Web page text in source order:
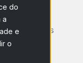
do
a
e
o
service
painéis